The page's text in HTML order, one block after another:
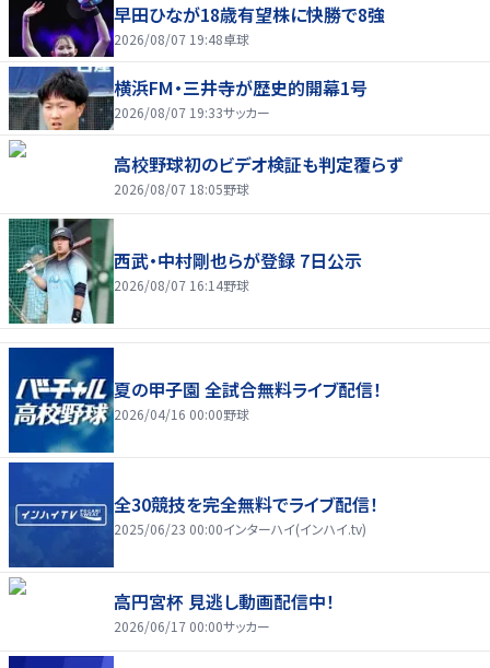
早田ひなが18歳有望株に快勝で8強
2026/08/07 19:48卓球
横浜FM・三井寺が歴史的開幕1号
2026/08/07 19:33サッカー
高校野球初のビデオ検証も判定覆らず
2026/08/07 18:05野球
西武・中村剛也らが登録 7日公示
2026/08/07 16:14野球
夏の甲子園 全試合無料ライブ配信！
2026/04/16 00:00野球
全30競技を完全無料でライブ配信！
2025/06/23 00:00インターハイ(インハイ.tv)
高円宮杯 見逃し動画配信中！
2026/06/17 00:00サッカー